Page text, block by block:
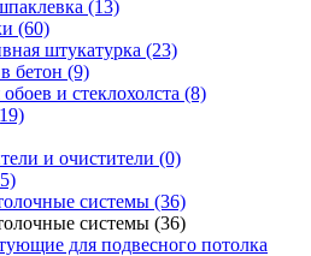
(13)
(60)
штукатурка (23)
бетон (9)
и стеклохолста (8)
и очистители (0)
системы (36)
системы (36)
для подвесного потолка